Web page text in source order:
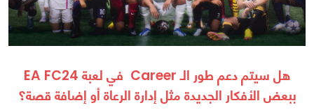
هل سيتم دعم طور الـ Career في لعبة EA FC24
ببعض الأفكار الجديدة مثل إدارة الرعاة أو إضافة قصة؟